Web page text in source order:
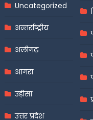
Uncategorized
अन्तर्राष्ट्रीय
अलीगढ़
आगरा
उड़ीसा
उत्तर प्रदेश